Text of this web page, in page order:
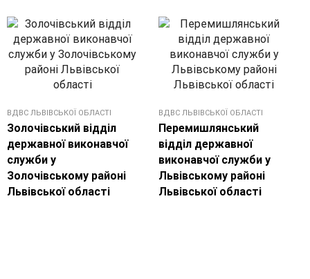
ВДВС ЛЬВІВСЬКОЇ ОБЛАСТІ
Золочівський відділ
державної виконавчої
служби у
Золочівському районі
Львівської області
ВДВС ЛЬВІВСЬКОЇ ОБЛАСТІ
Перемишлянський
відділ державної
виконавчої служби у
Львівському районі
Львівської області